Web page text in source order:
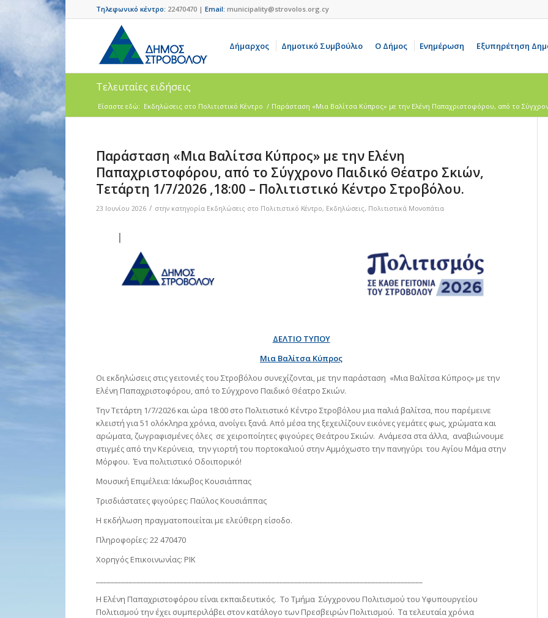
Τηλεφωνικό κέντρο: 22470470 | Email: municipality@strovolos.org.cy
Δήμαρχος Δημοτικό Συμβούλιο Ο Δήμος Ενημέρωση Εξυπηρέτηση
Τελευταίες ειδήσεις
Είσαστε εδώ: Eκδηλώσεις στο Πολιτιστικό Κέντρο / Παράσταση «Μια Βαλίτσα Κύπρος» με την Ελένη Παπαχριστοφόρου, από το
Παράσταση «Μια Βαλίτσα Κύπρος» με την Ελένη
Παπαχριστοφόρου, από το Σύγχρονο Παιδικό Θέατρο Σκιών,
Τετάρτη 1/7/2026 ,18:00 – Πολιτιστικό Κέντρο Στροβόλου.
23 Ιουνίου 2026 / στην κατηγορία Eκδηλώσεις στο Πολιτιστικό Κέντρο, Εκδηλώσεις, Πολιτιστικά Μονοπάτια
ΔΕΛΤΙΟ ΤΥΠΟΥ
Μια Βαλίτσα Κύπρος
Οι εκδηλώσεις στις γειτονιές του Στροβόλου συνεχίζονται, με την παράσταση «Μια Βαλίτσα Κύπρος» με την
Ελένη Παπαχριστοφόρου, από το Σύγχρονο Παιδικό Θέατρο Σκιών.
Την Τετάρτη 1/7/2026 και ώρα 18:00 στο Πολιτιστικό Κέντρο Στροβόλου μια παλιά βαλίτσα, που παρέμεινε
κλειστή για 51 ολόκληρα χρόνια, ανοίγει ξανά. Από μέσα της ξεχειλίζουν εικόνες γεμάτες φως, χρώματα και
αρώματα, ζωγραφισμένες όλες σε χειροποίητες φιγούρες Θεάτρου Σκιών. Ανάμεσα στα άλλα, αναβιώνουμε
στιγμές από την Κερύνεια, την γιορτή του πορτοκαλιού στην Αμμόχωστο την πανηγύρι του Αγίου Μάμα στην
Μόρφου. Ένα πολιτιστικό Οδοιπορικό!
Μουσική Επιμέλεια: Ιάκωβος Κουσιάππας
Τρισδιάστατες φιγούρες: Παύλος Κουσιάππας
Η εκδήλωση πραγματοποιείται με ελεύθερη είσοδο.
Πληροφορίες: 22 470470
Χορηγός Επικοινωνίας: ΡΙΚ
Η Ελένη Παπαχριστοφόρου είναι εκπαιδευτικός. Το Τμήμα Σύγχρονου Πολιτισμού του Υφυπουργείου
Πολιτισμού την έχει συμπεριλάβει στον κατάλογο των Πρεσβειρών Πολιτισμού. Τα τελευταία χρόνια